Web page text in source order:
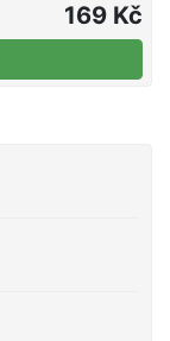
169 Kč